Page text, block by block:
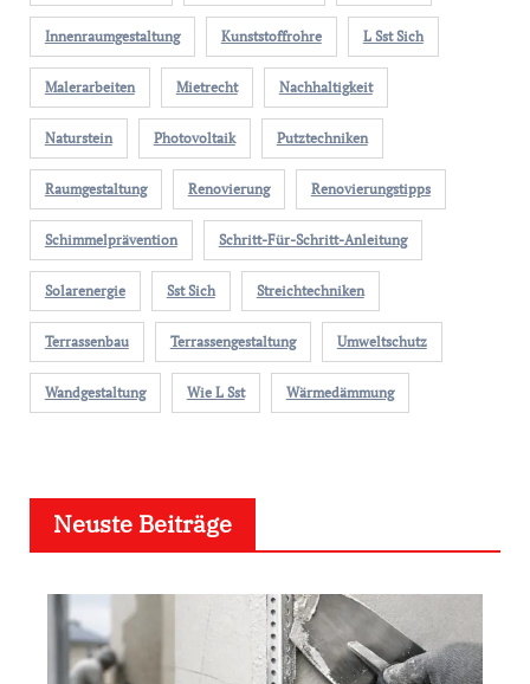
Innenraumgestaltung Kunststoffrohre L Sst Sich
Malerarbeiten Mietrecht Nachhaltigkeit
Naturstein Photovoltaik Putztechniken
Raumgestaltung Renovierung Renovierungstipps
Schimmelprävention Schritt-Für-Schritt-Anleitung
Solarenergie Sst Sich Streichtechniken
Terrassenbau Terrassengestaltung Umweltschutz
Wandgestaltung Wie L Sst Wärmedämmung
Neuste Beiträge